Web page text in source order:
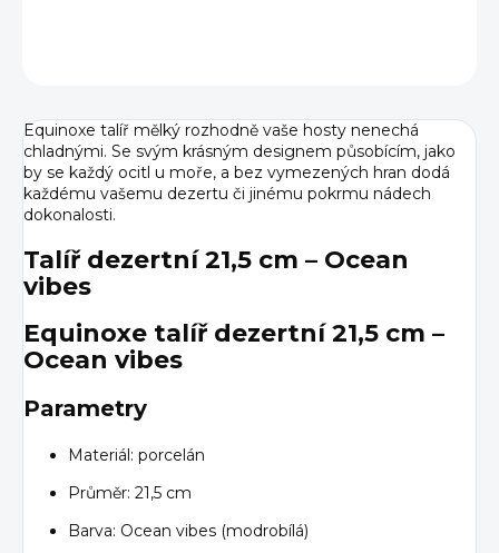
Equinoxe talíř mělký rozhodně vaše hosty nenechá
chladnými. Se svým krásným designem působícím, jako
by se každý ocitl u moře, a bez vymezených hran dodá
každému vašemu dezertu či jinému pokrmu nádech
dokonalosti.
Talíř dezertní 21,5 cm – Ocean
vibes
Equinoxe talíř dezertní 21,5 cm –
Ocean vibes
Parametry
Materiál: porcelán
Průměr: 21,5 cm
Barva: Ocean vibes (modrobílá)